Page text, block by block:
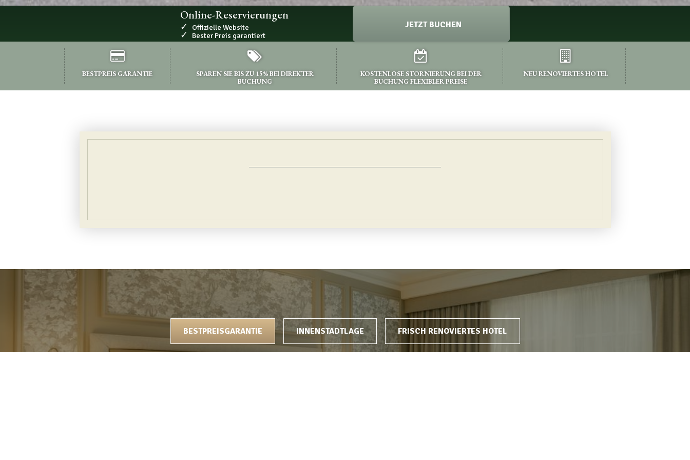
Online-Reservierungen
✓ Offizielle Website
✓ Bester Preis garantiert
JETZT BUCHEN
BESTPREIS GARANTIE
SPAREN SIE BIS ZU 15% BEI DIREKTER
BUCHUNG
KOSTENLOSE STORNIERUNG BEI DER
BUCHUNG FLEXIBLER PREISE
NEU RENOVIERTES HOTEL
3 GRÜNDE, BEI UNS ZU BLEIBEN
BESTPREISGARANTIE INNENSTADTLAGE FRISCH RENOVIERTES HOTEL